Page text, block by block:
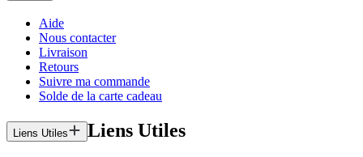
Aide
Nous contacter
Livraison
Retours
Suivre ma commande
Solde de la carte cadeau
Liens Utiles Liens Utiles